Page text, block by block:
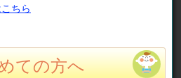
ムシティ 得10(とくてん)チケッ
スカウンター
ちら
ての方へ